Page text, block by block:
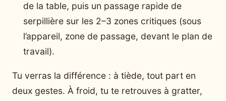
de la table, puis un passage rapide de
serpillière sur les 2–3 zones critiques (sous
l’appareil, zone de passage, devant le plan de
travail).
Tu verras la différence : à tiède, tout part en
deux gestes. À froid, tu te retrouves à gratter,